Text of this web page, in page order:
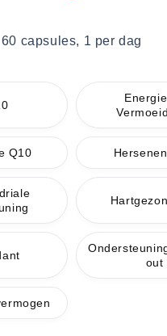
60 capsules, 1 per dag
Q10
out